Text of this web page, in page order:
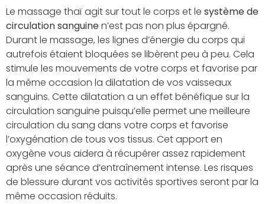
Le massage thaï agit sur tout le corps et le système de
circulation sanguinen’est pas non plus épargné.
Durant le massage, les lignes d’énergie du corps qui
autrefois étaient bloquées se libèrent peu à peu. Cela
stimule les mouvements de votre corps et favorise par
la même occasion la dilatation de vos vaisseaux
sanguins. Cette dilatation a un effet bénéfique sur la
circulation sanguine puisqu’elle permet une meilleure
circulation du sang dans votre corps et favorise
l’oxygénation de tous vos tissus. Cet apport en
oxygène vous aidera à récupérer assez rapidement
après une séance d’entraînement intense. Les risques
de blessure durant vos activités sportives seront par la
même occasion réduits.